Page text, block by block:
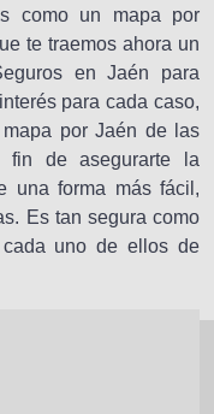
como un mapa por
te traemos ahora un
en Jaén para
para cada caso,
por Jaén de las
fin de asegurarte la
una forma más fácil,
Es tan segura como
cada uno de ellos de